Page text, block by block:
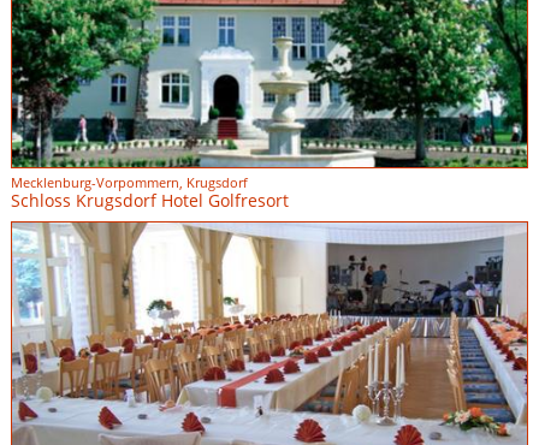
Mecklenburg-Vorpommern, Krugsdorf
Schloss Krugsdorf Hotel Golfresort